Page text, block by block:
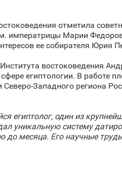
отметила
императрицы Марии
ее собирателя
востоковедения
египтологии. В работе
Северо-Западного региона
египтолог, один из
уникальную систему
до месяца. Его научные